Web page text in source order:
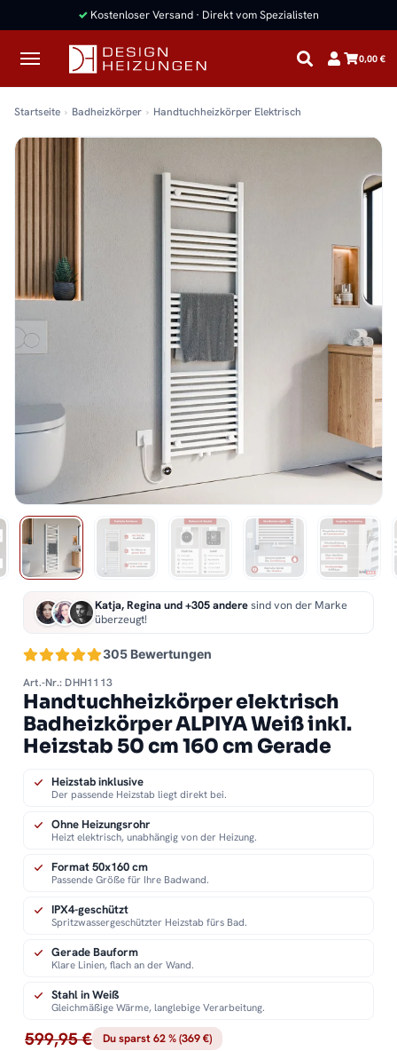
✓ Kostenloser Versand · Direkt vom Spezialisten
0,00 €
Startseite Badheizkörper Handtuchheizkörper Elektrisch
305 Bewertungen
Katja, Regina und +305 anderesind von der Marke
überzeugt!
Art.-Nr.: DHH1113
Handtuchheizkörper elektrisch
Badheizkörper ALPIYA Weiß inkl.
Heizstab 50 cm 160 cm Gerade
599,95 € Du sparst 62 % (369 €)
Heizstab inklusive
Der passende Heizstab liegt direkt bei.
Ohne Heizungsrohr
Heizt elektrisch, unabhängig von der Heizung.
Format 50x160 cm
Passende Größe für Ihre Badwand.
IPX4-geschützt
Spritzwassergeschützter Heizstab fürs Bad.
Gerade Bauform
Klare Linien, flach an der Wand.
Stahl in Weiß
Gleichmäßige Wärme, langlebige Verarbeitung.